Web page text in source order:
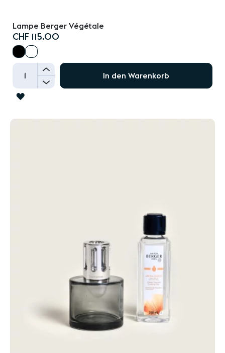
Lampe Berger Végétale
CHF 115.00
+
-
In den Warenkorb
ZUR